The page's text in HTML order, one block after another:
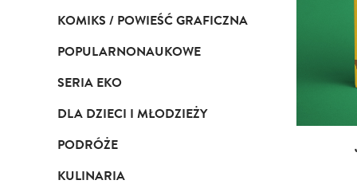
KOMIKS / POWIEŚĆ GRAFICZNA
POPULARNONAUKOWE
SERIA EKO
DLA DZIECI I MŁODZIEŻY
PODRÓŻE
KULINARIA